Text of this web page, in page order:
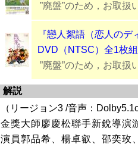
”廃盤”のため，お取扱
『戀人絮語（恋人の
DVD（NTSC）全1枚組
”廃盤”のため，お取扱
解説
（リージョン3 /音声：
金獎大師廖慶松聯手新銳導演
演員郭品希、楊卓叡、邵奕玫